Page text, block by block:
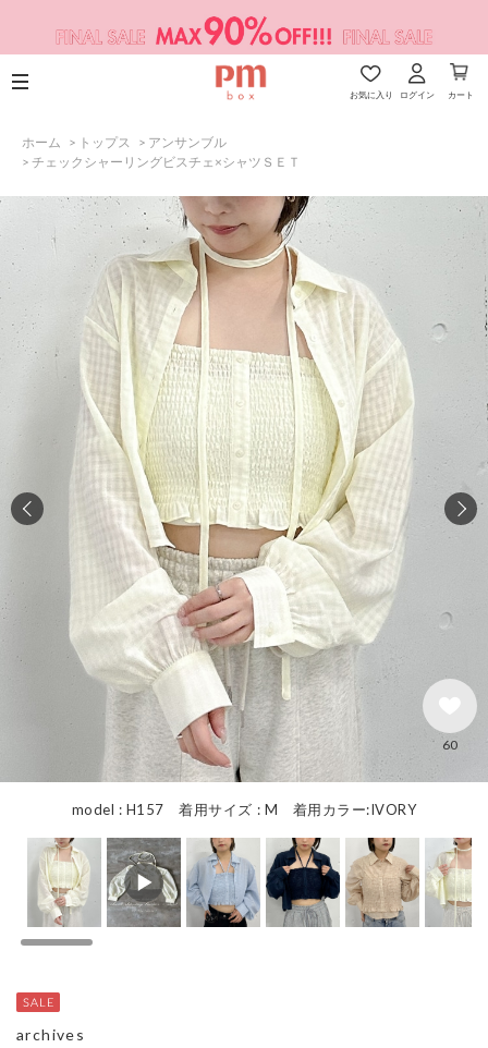
お気に入り ログイン カート
ホーム > トップス > アンサンブル
> チェックシャーリングビスチェ×シャツＳＥＴ
model : H157 着用サイズ : M 着用カラー:IVORY
60
archives